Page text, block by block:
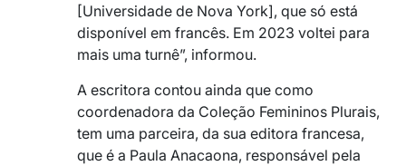
[Universidade de Nova York], que só está
disponível em francês. Em 2023 voltei para
mais uma turnê”, informou.
A escritora contou ainda que como
coordenadora da Coleção Femininos Plurais,
tem uma parceira, da sua editora francesa,
que é a Paula Anacaona, responsável pela